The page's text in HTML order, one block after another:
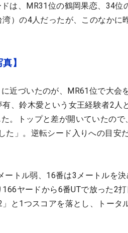
は、MR31位の鶴岡果恋、34位
）の4人だったが、このなかに
】
近づいたのが、MR61位で大会
、鈴木愛という女王経験者2人
。トップと差が開いていたので
た」。逆転シード入りへの目安
ートル弱、16番は3メートルを
ヤードから6番UTで放った2
と1つスコアを落とし、トータ